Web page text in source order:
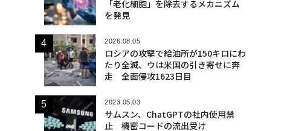
「老化細胞」を除去するメカニズム
を発見
2026.08.05
ロシアの攻撃で給油所が150キロにわ
たり全滅、ウは米国の引き寄せに奔
走 全面侵攻1623日目
2023.05.03
サムスン、ChatGPTの社内使用禁
止 機密コードの流出受け